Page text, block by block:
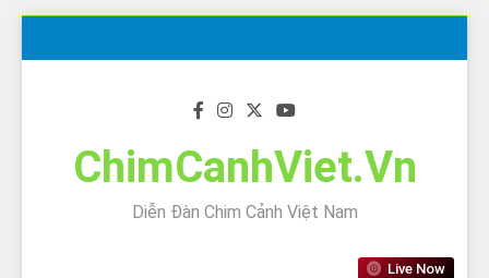
ChimCanhViet.Vn
Diễn Đàn Chim Cảnh Việt Nam
Live Now